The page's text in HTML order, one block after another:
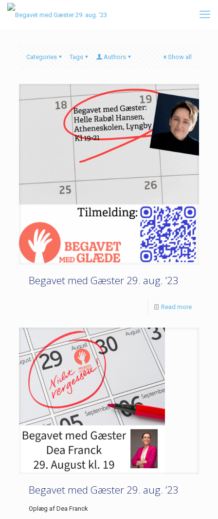
Categories Tags Authors Show all
Begavet med Gæster 29. aug. ’23
Read more
Begavet med Gæster 29. aug. ’23
Oplæg af Dea Franck